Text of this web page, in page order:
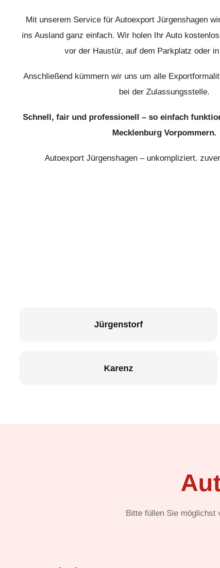
Mit unserem Service für Autoexport Jürgenshagen
ins Ausland ganz einfach. Wir holen Ihr Auto
vor der Haustür, auf dem Parkplatz oder
Anschließend kümmern wir uns um alle
bei der Zulassungsstelle.
Schnell, fair und professionell – so einfach
Mecklenburg Vorpommern.
Autoexport Jürgenshagen – unkompliziert.
Jürgenstorf
Karenz
Bitte füllen Sie möglichst